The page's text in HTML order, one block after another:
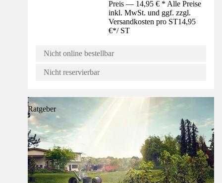
Preis — 14,95 € * Alle Preise
inkl. MwSt. und ggf. zzgl.
Versandkosten pro ST14,95
€*/ ST
Nicht online bestellbar
Nicht reservierbar
Ratgeber